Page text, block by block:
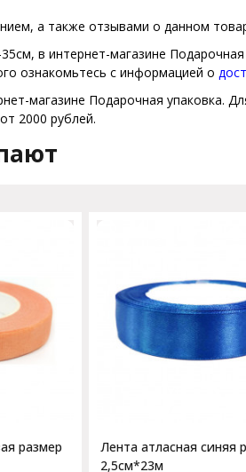
а также отзывами о данном
в интернет-магазине
ознакомьтесь с информацией о
магазине Подарочная упаковка.
2000 рублей.
размер
Лента атласная синяя
2,5см*23м